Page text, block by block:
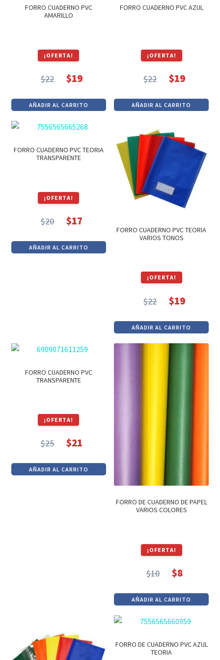
TEXTOS EN INGLES (39)
Varios (749)
FORRO CUADERNO PVC
AMARILLO
¡OFERTA!
$22
precio
original
era:
$19
precio
actual
es:
AÑADIR AL CARRITO
FORRO CUADERNO PVC AZUL
¡OFERTA!
$22
precio
original
$22.
$19
precio
actual
$19.
AÑADIR AL CARRITO
FORRO CUADERNO PVC TEORIA
TRANSPARENTE
¡OFERTA!
$20
precio
original
$17
precio
actual
AÑADIR AL CARRITO
FORRO CUADERNO PVC TEORIA
VARIOS TONOS
¡OFERTA!
$22
precio
original
era:
$22.
$19
precio
actual
es:
$19.
AÑADIR AL CARRITO
FORRO CUADERNO PVC
TRANSPARENTE
¡OFERTA!
$25
precio
original
$21
precio
actual
AÑADIR AL CARRITO
FORRO DE CUADERNO DE PAPEL
VARIOS COLORES
¡OFERTA!
$10
precio
original
era:
$8
precio
actual
es:
AÑADIR AL CARRITO
FORRO DE CUADERNO PVC AZUL
TEORIA